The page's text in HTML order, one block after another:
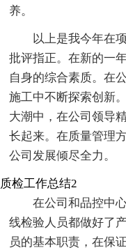
养。
以上是我今年在
批评指正。在新的一
自身的综合素质。在
施工中不断探索创新
大潮中，在公司领导
长起来。在质量管理
公司发展倾尽全力。
质检工作总结2
在公司和品控中
线检验人员都做好了
员的基本职责，在保